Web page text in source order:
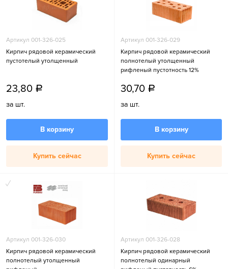
Артикул 001-326-025
Кирпич рядовой керамический
пустотелый утолщенный
Артикул 001-326-029
Кирпич рядовой керамический
полнотелый утолщенный
рифленый пустотность 12%
23,80 a
за шт.
30,70 a
за шт.
В корзину
Купить сейчас
В корзину
Купить сейчас
Артикул 001-326-030
Кирпич рядовой керамический
полнотелый утолщенный
Артикул 001-326-028
Кирпич рядовой керамический
полнотелый одинарный